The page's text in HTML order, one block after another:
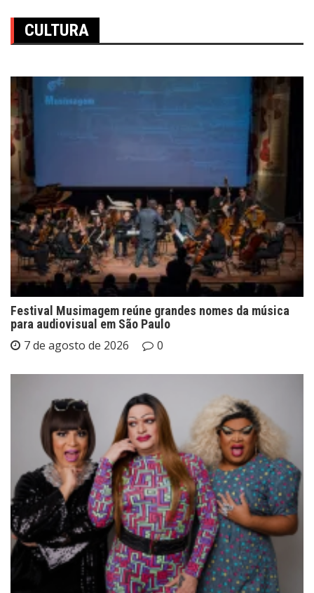
CULTURA
Festival Musimagem reúne grandes nomes da música
para audiovisual em São Paulo
7 de agosto de 2026 0